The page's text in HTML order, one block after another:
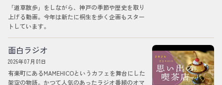
「道草散歩」をしながら、神戸の季節や歴史を取り
上げる動画。今年は新たに桐生を歩く企画もスター
トしています。
面白ラジオ
2026年07月01日
有楽町にあるMAMEHICOというカフェを舞台にした
架空の物語。かつて人気のあったラジオ番組のオマ